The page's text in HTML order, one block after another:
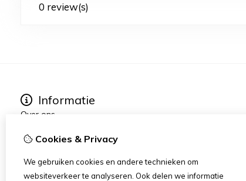
0 review(s)
Informatie
Over ons
Verzending
Algemene voorwaarden
Privacyverklaring
Cookies & Privacy
We gebruiken cookies en andere technieken om
websiteverkeer te analyseren. Ook delen we informatie